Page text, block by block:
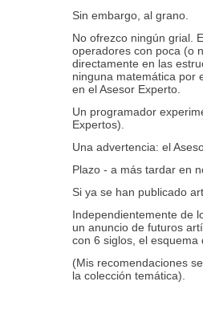
Sin embargo, al grano.
No ofrezco ningún grial.
operadores con poca (o
directamente en las
ninguna matemática por
en el Asesor Experto.
Un programador
Expertos).
Una advertencia: el
Plazo - a más tardar en
Si ya se han publicado
Independientemente de
un anuncio de futuros
con 6 siglos, el esquema
(Mis recomendaciones
la colección temática).